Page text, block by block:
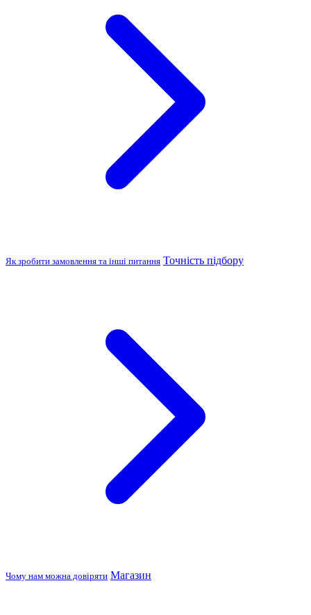
Як зробити замовлення та інші питання Точність підбору
Чому нам можна довіряти Магазин